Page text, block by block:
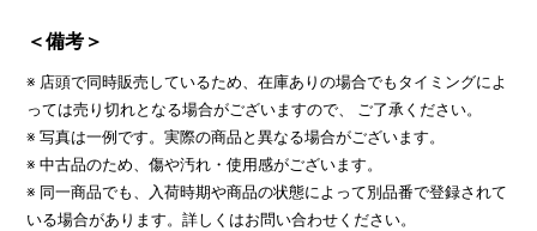
＜備考＞
※ 店頭で同時販売しているため、在庫ありの場合でもタイミングによ
っては売り切れとなる場合がございますので、 ご了承ください。
※ 写真は一例です。実際の商品と異なる場合がございます。
※ 中古品のため、傷や汚れ・使用感がございます。
※ 同一商品でも、入荷時期や商品の状態によって別品番で登録されて
いる場合があります。詳しくはお問い合わせください。